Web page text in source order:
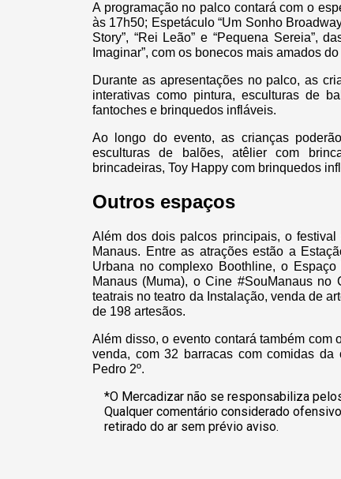
A programação no palco contará com o
às 17h50; Espetáculo “Um Sonho Broadway
Story”, “Rei Leão” e “Pequena Sereia”,
Imaginar”, com os bonecos mais amados
Durante as apresentações no palco, as
interativas como pintura, esculturas de
fantoches e brinquedos infláveis.
Ao longo do evento, as crianças
esculturas de balões, atêlier com
brincadeiras, Toy Happy com brinquedos
Outros espaços
Além dos dois palcos principais, o
Manaus. Entre as atrações estão a
Urbana no complexo Boothline, o
Manaus (Muma), o Cine #SouManaus no
teatrais no teatro da Instalação, venda de
de 198 artesãos.
Além disso, o evento contará também com
venda, com 32 barracas com comidas
Pedro 2º.
*O Mercadizar não se responsabiliza
Qualquer comentário considerado
retirado do ar sem prévio aviso.